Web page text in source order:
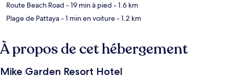
Route Beach Road - 19 min à pied - 1.6 km
Plage de Pattaya- 1 min en voiture- 1.2 km
À propos de cet hébergement
Mike Garden Resort Hotel